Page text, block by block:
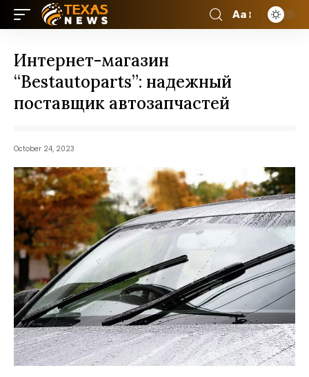
Aa
Интернет-магазин
“Bestautoparts”: надежный
поставщик автозапчастей
October 24, 2023